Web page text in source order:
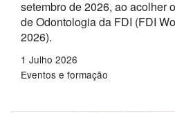
setembro de 2026, ao acolher
de Odontologia da FDI (FDI
2026).
1 Julho 2026
Eventos e formação